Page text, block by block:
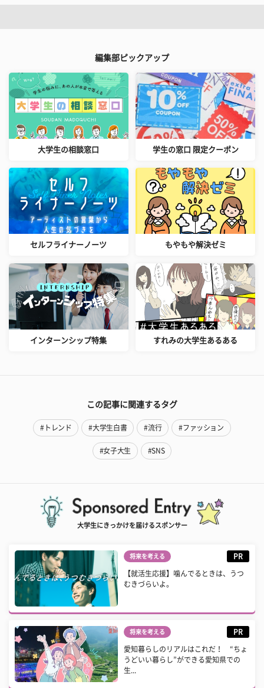
編集部ピックアップ
大学生の相談窓口 学生の窓口 限定クーポン
セルフライナーノーツ もやもや解決ゼミ
インターンシップ特集 すれみの大学生あるある
この記事に関連するタグ
#トレンド #大学生白書 #流行 #ファッション
#女子大生 #SNS
大学生にきっかけを届けるスポンサー
将来を考える PR
【就活生応援】噛んでるときは、うつ
むきづらいよ。
将来を考える PR
愛知暮らしのリアルはこれだ！ “ちょ
うどいい暮らし”ができる愛知県での
生...